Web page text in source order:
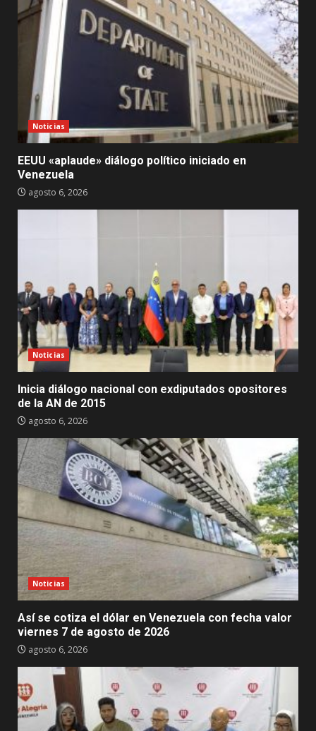
Noticias
EEUU «aplaude» diálogo político iniciado en
Venezuela
agosto 6, 2026
Noticias
Inicia diálogo nacional con exdiputados opositores
de la AN de 2015
agosto 6, 2026
Noticias
Así se cotiza el dólar en Venezuela con fecha valor
viernes 7 de agosto de 2026
agosto 6, 2026